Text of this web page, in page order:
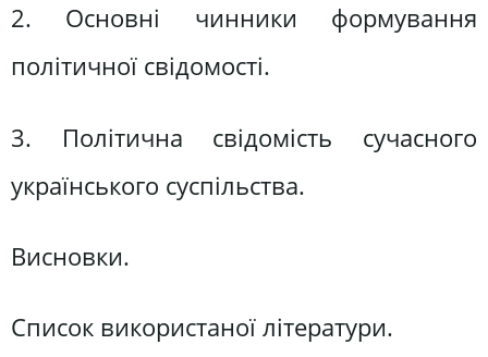
2. Основні чинники формування
політичної свідомості.
3. Політична свідомість сучасного
українського суспільства.
Висновки.
Список використаної літератури.